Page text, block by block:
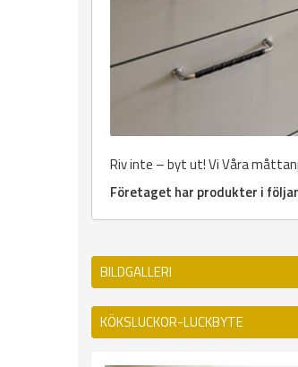
Riv inte – byt ut! Vi Våra
Företaget har produkter i
BILDGALLERI
KÖKSLUCKOR-LUCKBYTE